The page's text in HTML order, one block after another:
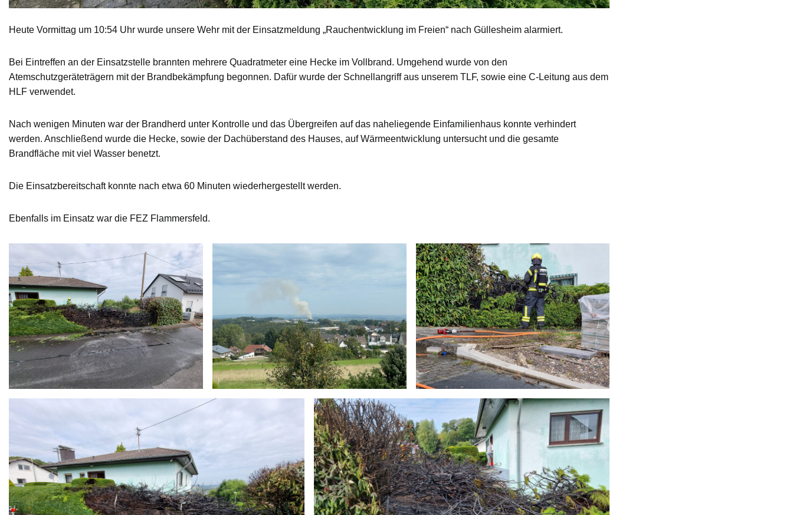
Heute Vormittag um 10:54 Uhr wurde unsere Wehr mit der Einsatzmeldung „Rauchentwicklung im Freien“ nach Güllesheim alarmiert.
Bei Eintreffen an der Einsatzstelle brannten mehrere Quadratmeter eine Hecke im Vollbrand. Umgehend wurde von den
Atemschutzgeräteträgern mit der Brandbekämpfung begonnen. Dafür wurde der Schnellangriff aus unserem TLF, sowie eine C-Leitung aus dem
HLF verwendet.
Nach wenigen Minuten war der Brandherd unter Kontrolle und das Übergreifen auf das naheliegende Einfamilienhaus konnte verhindert
werden. Anschließend wurde die Hecke, sowie der Dachüberstand des Hauses, auf Wärmeentwicklung untersucht und die gesamte
Brandfläche mit viel Wasser benetzt.
Die Einsatzbereitschaft konnte nach etwa 60 Minuten wiederhergestellt werden.
Ebenfalls im Einsatz war die FEZ Flammersfeld.